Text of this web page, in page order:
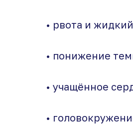
• рвота и
• понижение
• учащённое
•